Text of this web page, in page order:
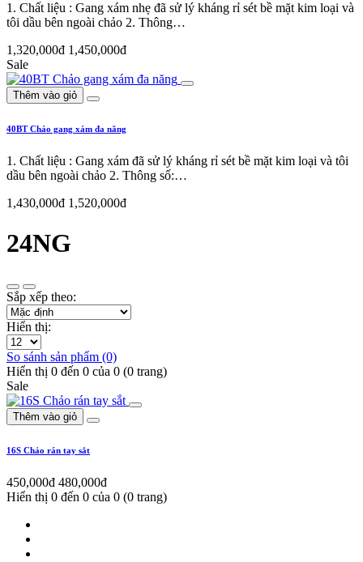
1. Chất liệu : Gang xám nhẹ đã sử lý kháng rỉ sét bề mặt kim loại và
tôi dầu bên ngoài chảo 2. Thông…
1,320,000đ 1,450,000đ
Sale
Thêm vào giỏ
40BT Chảo gang xám đa năng
1. Chất liệu : Gang xám đã sử lý kháng rỉ sét bề mặt kim loại và tôi
dầu bên ngoài chảo 2. Thông số:…
1,430,000đ 1,520,000đ
24NG
Sắp xếp theo:
Hiển thị:
So sánh sản phẩm (0)
Hiển thị 0 đến 0 của 0 (0 trang)
Sale
Thêm vào giỏ
16S Chảo rán tay sắt
450,000đ 480,000đ
Hiển thị 0 đến 0 của 0 (0 trang)